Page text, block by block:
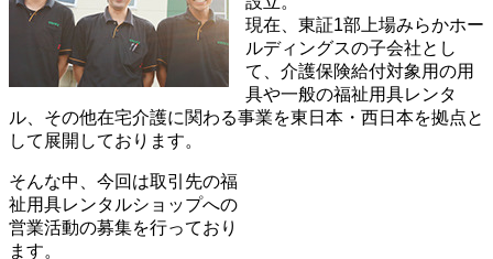
現在、東証1部上場みらかホー
ルディングスの子会社とし
て、介護保険給付対象用の用
具や一般の福祉用具レンタ
ル、その他在宅介護に関わる事業を東日本・西日本を拠点と
して展開しております。
そんな中、今回は取引先の福
祉用具レンタルショップへの
営業活動の募集を行っており
ます。